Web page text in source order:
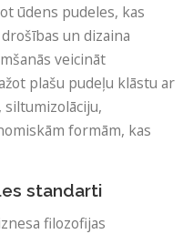
ūdens pudeles, kas
un dizaina
veicināt
plašu pudeļu klāstu ar
formām, kas
standarti
filozofijas